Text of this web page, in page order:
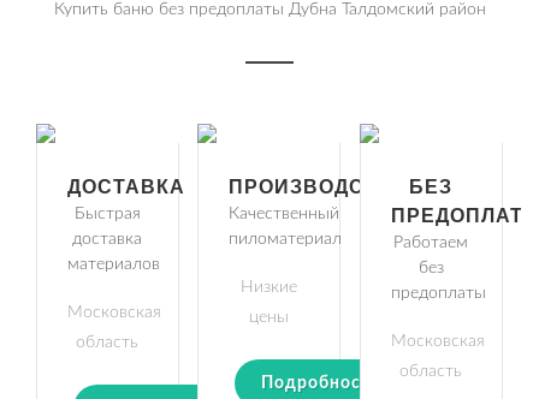
Купить баню без предоплаты Дубна Талдомский район
ДОСТАВКА
Быстрая
доставка
материалов
Московская
область
ПРОИЗВОДСТВО
Качественный
пиломатериал
Низкие
цены
Подробности
БЕЗ
Работаем
без
предоплаты
Московская
область